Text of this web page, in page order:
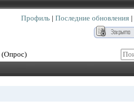
Профиль | Последние обновления |
(Опрос)